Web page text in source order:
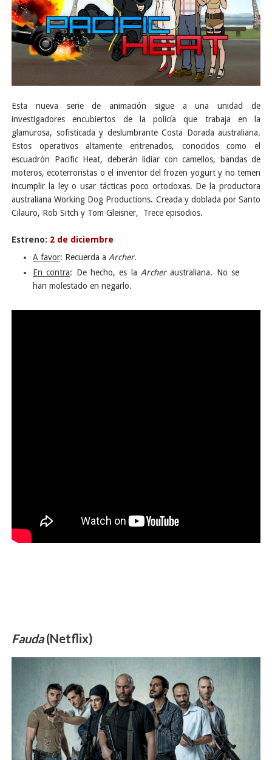
Esta nueva serie de animación sigue a una unidad de
investigadores encubiertos de la policía que trabaja en la
glamurosa, sofisticada y deslumbrante Costa Dorada australiana.
Estos operativos altamente entrenados, conocidos como el
escuadrón Pacific Heat, deberán lidiar con camellos, bandas de
moteros, ecoterroristas o el inventor del frozen yogurt y no temen
incumplir la ley o usar tácticas poco ortodoxas. De la productora
australiana Working Dog Productions. Creada y doblada por Santo
Cilauro, Rob Sitch y Tom Gleisner, Trece episodios.
Estreno: 2 de diciembre
A favor: Recuerda a Archer.
En contra: De hecho, es laArcheraustraliana. No se
han molestado en negarlo.
Fauda(Netflix)